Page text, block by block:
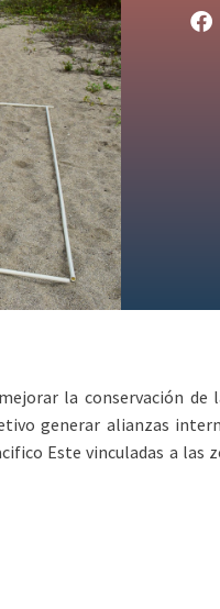
la conservación
generar alianzas
Este vinculadas a las